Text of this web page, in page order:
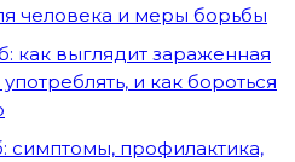
человека и меры борьбы
как выглядит зараженная
и как бороться
симптомы, профилактика,